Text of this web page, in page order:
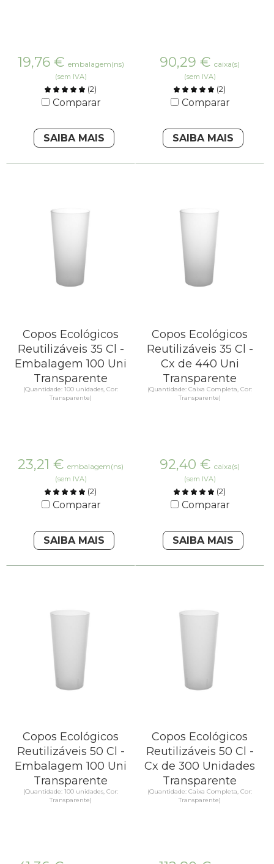
19,76 € embalagem(ns)
(sem IVA)
(2)
Comparar
SAIBA MAIS
90,29 € caixa(s)
(sem IVA)
(2)
Comparar
SAIBA MAIS
Copos Ecológicos
Reutilizáveis 35 Cl -
Embalagem 100 Uni
Transparente
(Quantidade: 100 unidades, Cor:
Transparente)
23,21 € embalagem(ns)
(sem IVA)
(2)
Comparar
SAIBA MAIS
Copos Ecológicos
Reutilizáveis 35 Cl -
Cx de 440 Uni
Transparente
(Quantidade: Caixa Completa, Cor:
Transparente)
92,40 € caixa(s)
(sem IVA)
(2)
Comparar
SAIBA MAIS
Copos Ecológicos
Reutilizáveis 50 Cl -
Embalagem 100 Uni
Transparente
(Quantidade: 100 unidades, Cor:
Transparente)
Copos Ecológicos
Reutilizáveis 50 Cl -
Cx de 300 Unidades
Transparente
(Quantidade: Caixa Completa, Cor:
Transparente)